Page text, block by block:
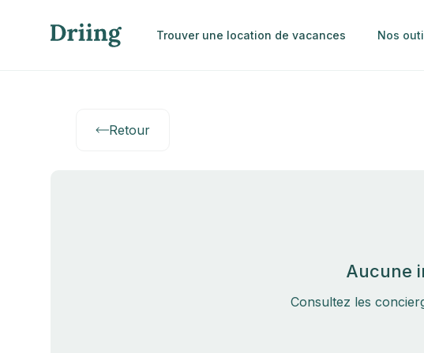
Trouver une location de vacances Nos
Retour
Aucune
Consultez les